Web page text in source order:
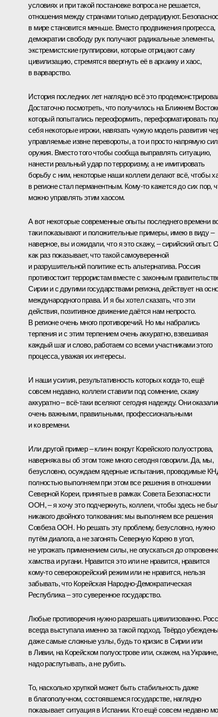
условиях и при такой постановке вопроса не решается,
отношения между странами только деградируют.
в мире становится меньше. Вместо продвижения прогресса,
демократии свободу рук получают радикальные элементы,
экстремистские группировки, которые отрицают саму
цивилизацию, стремятся ввергнуть её в архаику и хаос,
в варварство.
История последних лет наглядно всё это
Достаточно посмотреть, что получилось на Ближнем
который попытались переоформить, переформатировать
себя некоторые игроки, навязать чужую модель развития
управляемые извне перевороты, а то и просто напрямую
оружия. Вместо того чтобы сообща выправлять ситуацию,
нанести реальный удар по терроризму, а не имитировать
борьбу с ним, некоторые наши коллеги делают всё, чтобы
в регионе стал перманентным. Кому-то кажется до сих пор,
можно управлять этим хаосом.
А вот некоторые современные опыты последнего времени
таки показывают и положительные примеры, имею в виду –
наверное, вы и ожидали, что я это скажу, – сирийский опыт.
как раз показывает, что такой самоуверенной
и разрушительной политике есть альтернатива. Россия
противостоит террористам вместе с законным
Сирии и с другими государствами региона, действует на
международного права. И я бы хотел сказать, что эти
действия, позитивное движение даётся нам непросто.
В регионе очень много противоречий. Но мы набрались
терпения и с этим терпением очень аккуратно, взвешивая
каждый шаг и слово, работаем со всеми участниками этого
процесса, уважая их интересы.
И наши усилия, результативность которых когда-то, ещё
совсем недавно, коллеги ставили под сомнение, скажу
аккуратно – всё-таки вселяют сегодня надежду. Они
очень важными, правильными, профессиональными
и ко времени.
Или другой пример – клинч вокруг Корейского полуострова,
наверняка вы об этом тоже много сегодня говорили. Да, мы,
безусловно, осуждаем ядерные испытания, проводимые
полностью выполняем при этом все решения в отношении
Северной Кореи, принятые в рамках Совета Безопасности
ООН, – я хочу это подчеркнуть, коллеги, чтобы здесь не
никакого двойного толкования: мы выполняем все решения
Совбеза ООН. Но решать эту проблему, безусловно, нужно
путём диалога, а не загонять Северную Корею в угол,
не угрожать применением силы, не опускаться до
хамства и ругани. Нравится это или не нравится, нравится
кому-то северокорейский режим или не нравится, нельзя
забывать, что Корейская Народно-Демократическая
Республика – это суверенное государство.
Любые противоречия нужно разрешать цивилизованно.
всегда выступала именно за такой подход. Твёрдо
даже самые сложные узлы, будь то кризис в Сирии или
в Ливии, на Корейском полуострове или, скажем, на Украине,
надо распутывать, а не рубить.
То, насколько хрупкой может быть стабильность даже
в благополучном, состоявшемся государстве, наглядно
показывает ситуация в Испании. Кто ещё совсем недавно